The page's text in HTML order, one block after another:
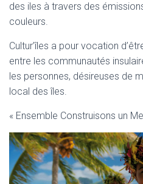
des iles à travers des
couleurs.
Cultur’îles a pour vocation
entre les communautés
les personnes, désireuses de
local des îles.
« Ensemble Construisons un